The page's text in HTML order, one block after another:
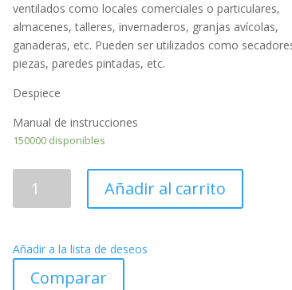
ventilados como locales comerciales o particulares,
almacenes, talleres, invernaderos, granjas avícolas,
ganaderas, etc. Pueden ser utilizados como
piezas, paredes pintadas, etc.
Despiece
Manual de instrucciones
150000 disponibles
Calefactor
cantidad
Añadir al carrito
Añadir a la lista de deseos
Comparar